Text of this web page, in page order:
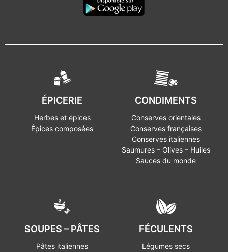
ÉPICERIE
Herbes et épices
Épices composées
CONDIMENTS
Conserves orientales
Conserves françaises
Conserves italiennes
Saumures – Olives – Huiles
Sauces du monde
SOUPES – PÂTES
Pâtes italiennes
FÉCULENTS
Légumes secs